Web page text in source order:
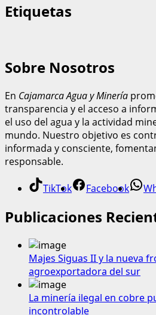
Etiquetas
Sobre Nosotros
En Cajamarca Agua y Minería
transparencia y el acceso a
el uso del agua y la actividad
mundo. Nuestro objetivo es
informada y consciente,
responsable.
TikTok Facebook
Publicaciones
Majes Siguas II y la nueva
agroexportadora del sur
La minería ilegal en cobre
incontrolable